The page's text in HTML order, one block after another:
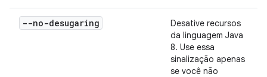
--no-desugaring
Desative recursos
da linguagem Java
8. Use essa
sinalização apenas
se você não